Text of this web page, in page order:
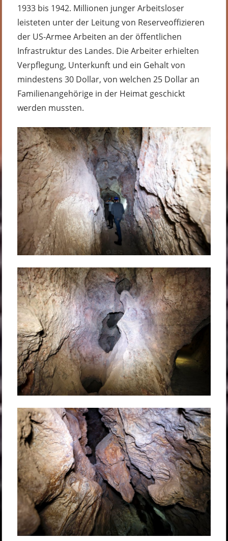
1933 bis 1942. Millionen junger Arbeitsloser
leisteten unter der Leitung von Reserveoffizieren
der US-Armee Arbeiten an der öffentlichen
Infrastruktur des Landes. Die Arbeiter erhielten
Verpflegung, Unterkunft und ein Gehalt von
mindestens 30 Dollar, von welchen 25 Dollar an
Familienangehörige in der Heimat geschickt
werden mussten.